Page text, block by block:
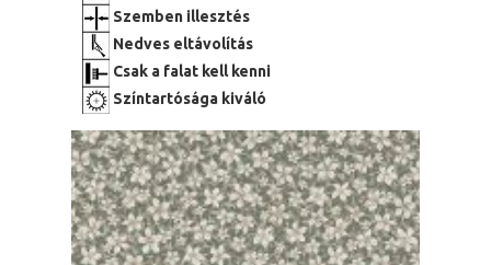
Szemben illesztés
Nedves eltávolítás
Csak a falat kell kenni
Színtartósága kiváló